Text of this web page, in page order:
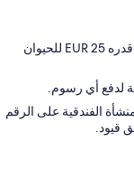
يُسمَح بالحيوانات الأليفة مقابل رسم إضافي قدره EUR 25 للحيوان
لدفع أي رسوم.
الفندقية على الرقم
قيود.